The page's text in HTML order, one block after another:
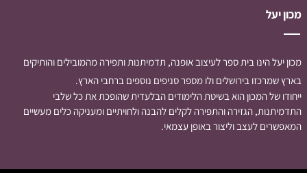
מכון יעל
מכון יעל הינו בית ספר לעיצוב אופנה, תדמיתנות ותפירה מהמובילים והותיקים
בארץ שמרכזו בירושלים ולו מספר סניפים נוספים ברחבי הארץ.
ייחודו של המכון הוא בשיטת הלימודים הבלעדית שהופכת את כל שלבי
התדמיתנות, הגזירה והתפירה לקלים להבנה ולחויתיים ומעניקה כלים מעשיים
המאפשרים לעצב וליצור באופן עצמאי.